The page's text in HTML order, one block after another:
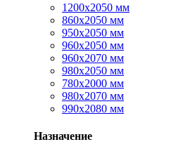
1200х2050 мм
860х2050 мм
950х2050 мм
960х2050 мм
960х2070 мм
980х2050 мм
780х2000 мм
980х2070 мм
990х2080 мм
Назначение